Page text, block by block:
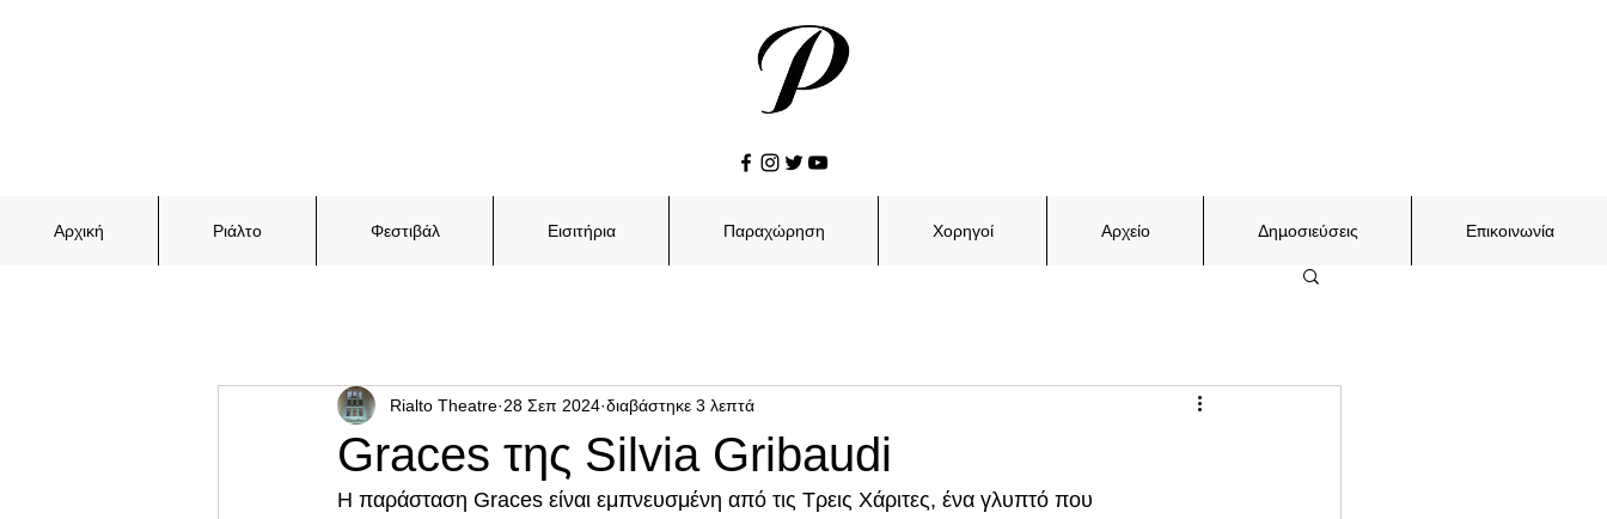
Αρχική Ριάλτο Φεστιβάλ Εισιτήρια Παραχώρηση Χορηγοί Αρχείο Δημοσιεύσεις Επικοινωνία
Graces της Silvia Gribaudi
Rialto Theatre 28 Σεπ 2024 διαβάστηκε 3 λεπτά
Η παράσταση Graces είναι εμπνευσμένη από τις Τρεις Χάριτες, ένα γλυπτό που